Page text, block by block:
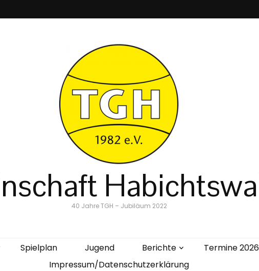
40 Jahre TGH – Jubiläum 2022
Spielplan Jugend Berichte Termine 2026
Impressum/Datenschutzerklärung